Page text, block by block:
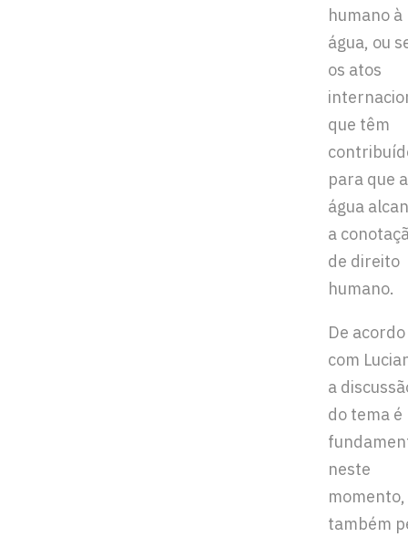
humano à
água, ou
os atos
que têm
para que a
água
a
de direito
humano.
De acordo
com
a
do tema é
neste
momento,
também